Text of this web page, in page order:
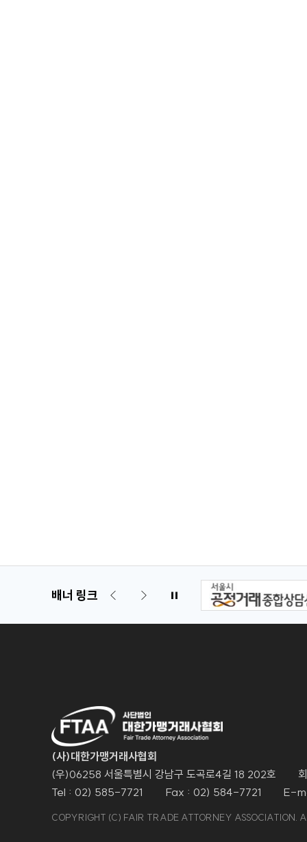
배너 링크
(사)대한가맹거래사협회
(우)06258 서울특별시 강남구 도곡로4길 18 202호
Tel : 02) 585-7721
Fax : 02) 584-7721 E-
COPYRIGHT (C) FAIR TRADE ATTORNEY ASSOCIATION.